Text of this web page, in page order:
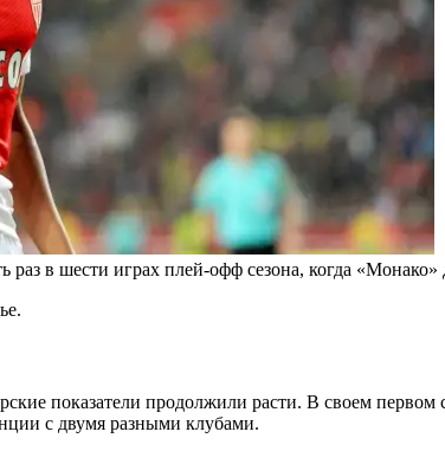
в шести играх плей-офф сезона, когда
показатели продолжили расти. В своем
с двумя разными клубами.